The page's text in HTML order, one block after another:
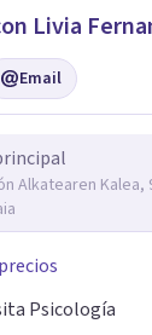
Livia
Email
Alkatearen Kalea,
Psicología